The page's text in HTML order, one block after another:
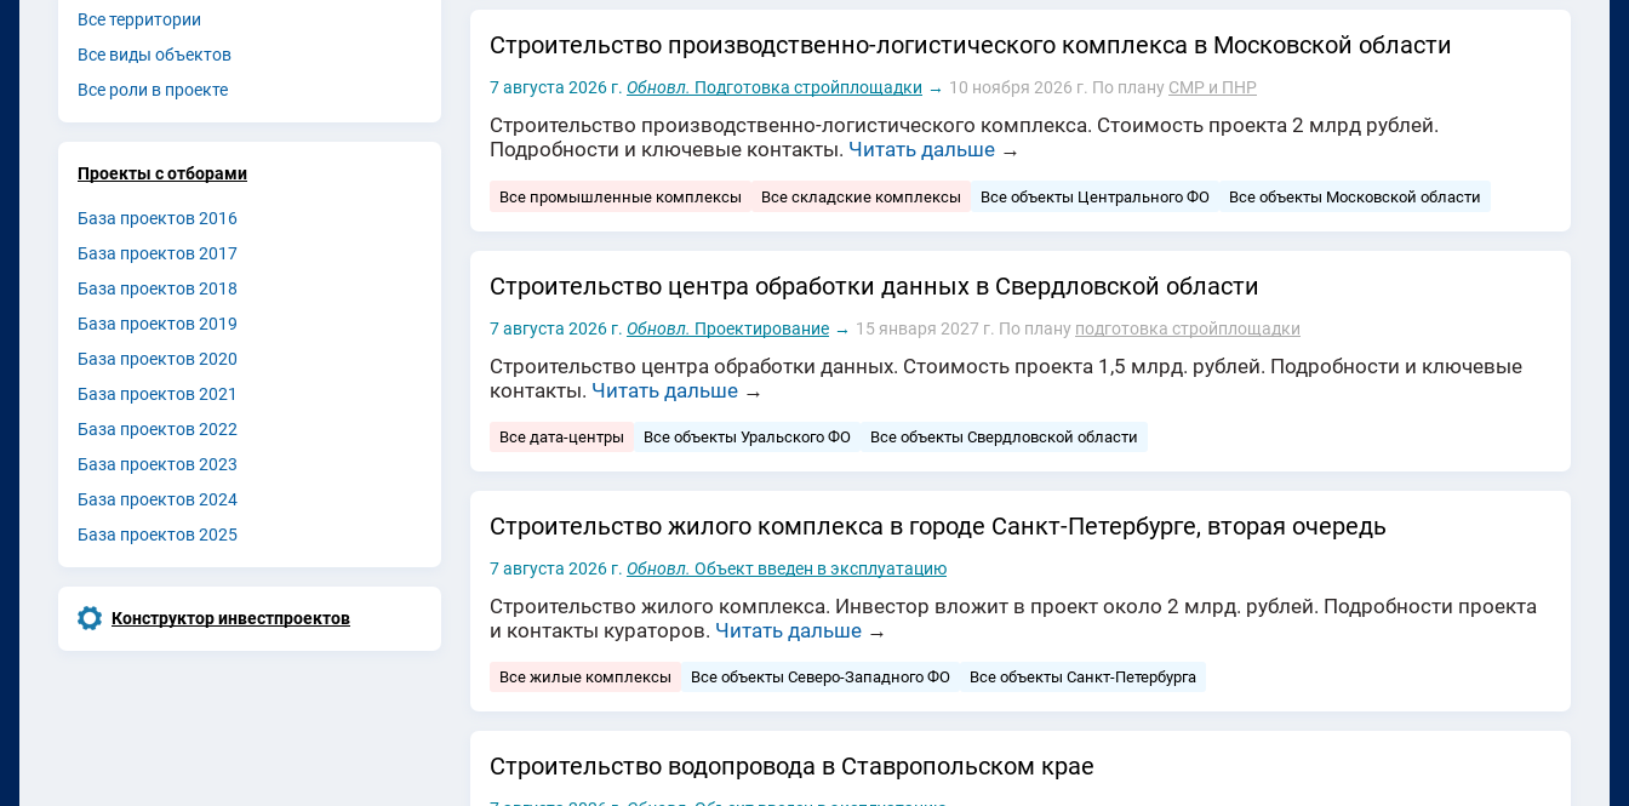
Все территории
Все виды объектов
Все роли в проекте
Проекты с отборами
База проектов 2016
База проектов 2017
База проектов 2018
База проектов 2019
База проектов 2020
База проектов 2021
База проектов 2022
База проектов 2023
База проектов 2024
База проектов 2025
Конструктор инвестпроектов
Строительство производственно-логистического комплекса в Московской области
7 августа 2026 г. Обновл. Подготовка стройплощадки → 10 ноября 2026 г. По плану СМР и ПНР
Строительство производственно-логистического комплекса. Стоимость проекта 2 млрд рублей.
Подробности и ключевые контакты. Читать дальше →
Все промышленные комплексы Все складские комплексы Все объекты Центрального ФО Все объекты Московской области
Строительство центра обработки данных в Свердловской области
7 августа 2026 г. Обновл. Проектирование → 15 января 2027 г. По плану подготовка стройплощадки
Строительство центра обработки данных. Стоимость проекта 1,5 млрд. рублей. Подробности и ключевые
контакты. Читать дальше →
Все дата-центры Все объекты Уральского ФО Все объекты Свердловской области
Строительство жилого комплекса в городе Санкт-Петербурге, вторая очередь
7 августа 2026 г. Обновл. Объект введен в эксплуатацию
Строительство жилого комплекса. Инвестор вложит в проект около 2 млрд. рублей. Подробности проекта
и контакты кураторов. Читать дальше →
Все жилые комплексы Все объекты Северо-Западного ФО Все объекты Санкт-Петербурга
Строительство водопровода в Ставропольском крае